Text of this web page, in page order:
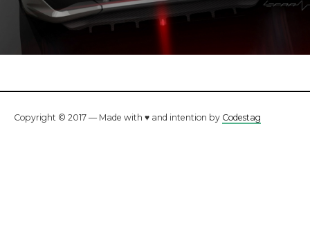
Copyright © 2017 — Made with ♥ and intention by Codestag